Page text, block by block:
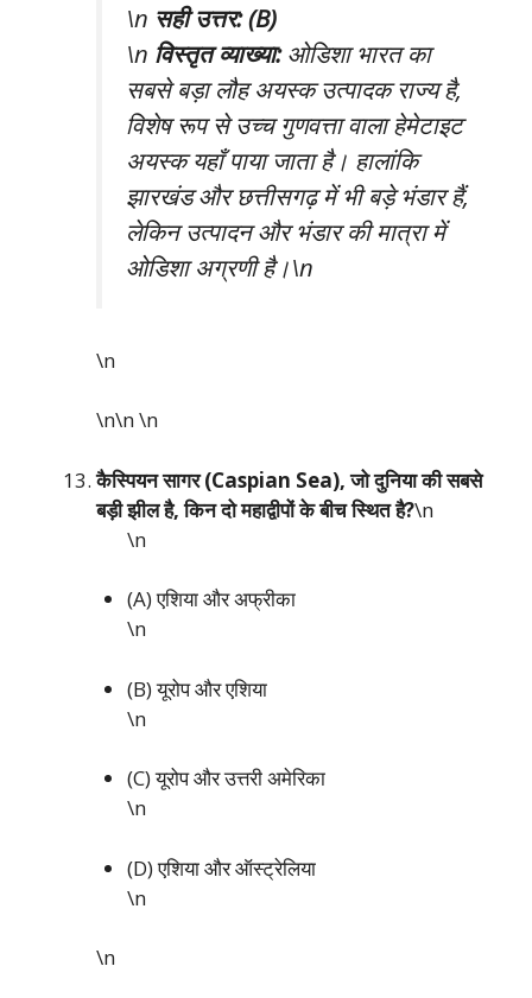
\n सही उत्तर: (B)
\n विस्तृत व्याख्या:ओडिशा भारत का
सबसे बड़ा लौह अयस्क उत्पादक राज्य है,
विशेष रूप से उच्च गुणवत्ता वाला हेमेटाइट
अयस्क यहाँ पाया जाता है। हालांकि
झारखंड और छत्तीसगढ़ में भी बड़े भंडार हैं,
लेकिन उत्पादन और भंडार की मात्रा में
ओडिशा अग्रणी है।\n
\n
\n\n\n
कैस्पियन सागर (Caspian Sea), जो दुनिया की सबसे
बड़ी झील है, किन दो महाद्वीपों के बीच स्थित है?\n
\n
(A) एशिया और अफ्रीका
\n
(B) यूरोप और एशिया
\n
(C) यूरोप और उत्तरी अमेरिका
\n
(D) एशिया और ऑस्ट्रेलिया
\n
\n